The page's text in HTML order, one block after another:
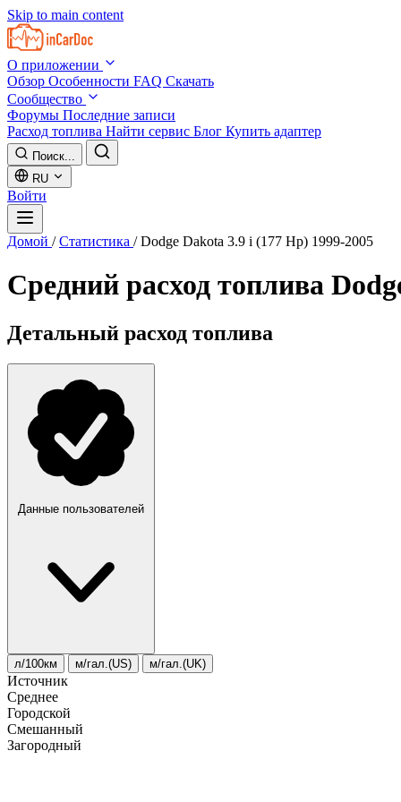
Skip to main content
О приложении
Обзор Особенности FAQ Скачать
Сообщество
Форумы Последние записи
Расход топлива Найти сервис Блог Купить адаптер
Поиск...
RU
Войти
Домой / Статистика / Dodge Dakota 3.9 i (177 Hp) 1999-2005
Средний расход топлива
Детальный расход топлива
Данные пользователей
л/100км м/гал.(US) м/гал.(UK)
Источник
Среднее
Городской
Смешанный
Загородный